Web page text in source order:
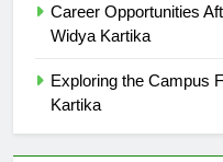
Career Opportunities
Exploring the Campus